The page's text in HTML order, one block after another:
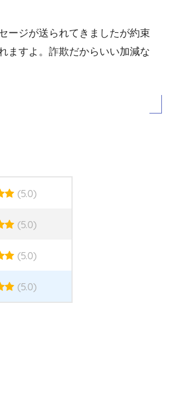
ージが送られてきましたが約束
ますよ。詐欺だからいい加減な
(5.0)
(5.0)
(5.0)
(5.0)